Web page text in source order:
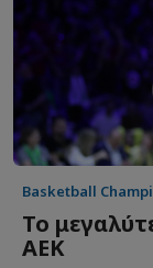
Basketball
Το
ΑΕΚ